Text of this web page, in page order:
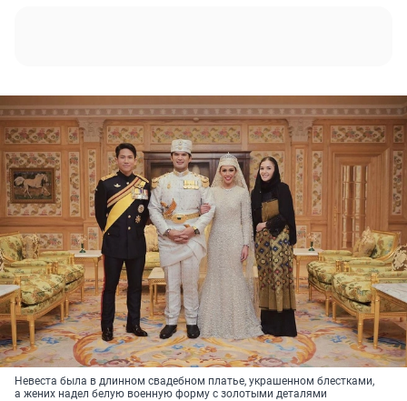
Невеста была в длинном свадебном платье, украшенном блестками,
а жених надел белую военную форму с золотыми деталями